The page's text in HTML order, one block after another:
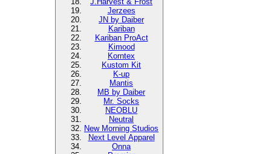
Jerzees
JN by Daiber
Kariban
Kariban ProAct
Kimood
Korntex
Kustom Kit
K-up
Mantis
MB by Daiber
Mr. Socks
NEOBLU
Neutral
New Morning Studios
Next Level Apparel
Onna